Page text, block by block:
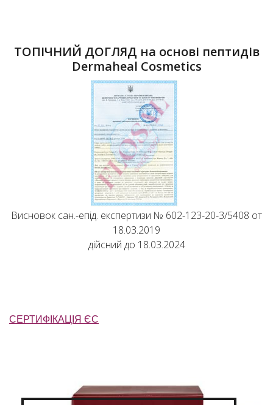
ТОПІЧНИЙ ДОГЛЯД на основі пептидів
Dermaheal Cosmetics
Висновок сан.-епід. експертизи № 602-123-20-3/5408 от
18.03.2019
дійсний до 18.03.2024
СЕРТИФІКАЦІЯ ЄС